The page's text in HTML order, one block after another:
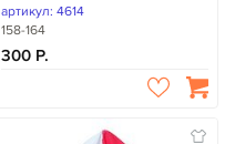
артикул: 4614
158-164
300